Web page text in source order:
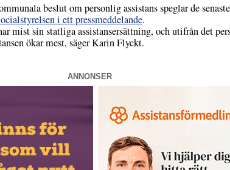
beslut om personlig assistans speglar de
i ett pressmeddelande.
mist sin statliga assistansersättning, och utifrån det
ökar mest, säger Karin Flyckt.
ANNONSER